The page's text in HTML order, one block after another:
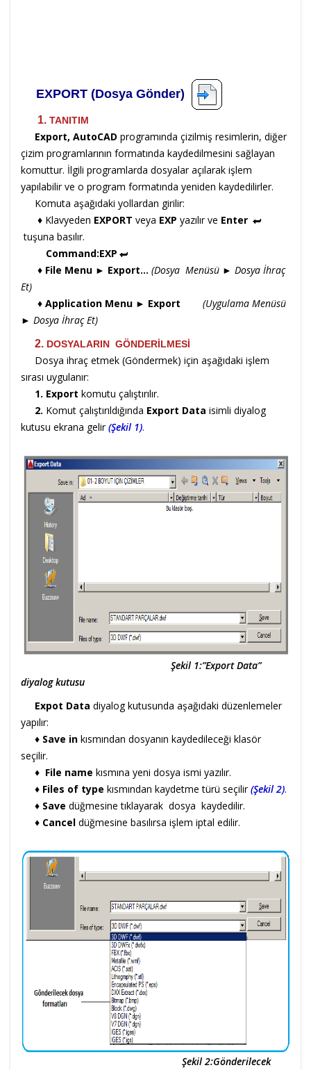
EXPORT (Dosya Gönder)
1. TANITIM
Export, AutoCAD programında çizilmiş resimlerin, diğer
çizim programlarının formatında kaydedilmesini sağlayan
komuttur. İlgili programlarda dosyalar açılarak işlem
yapılabilir ve o program formatında yeniden kaydedilirler.
Komuta aşağıdaki yollardan girilir:
♦ Klavyeden EXPORT veya EXP yazılır ve Enter
tuşuna basılır.
Command:EXP
♦ File Menu ► Export… (Dosya Menüsü ► Dosya İhraç
Et)
♦ Application Menu ► Export (Uygulama Menüsü
► Dosya İhraç Et)
2. DOSYALARIN GÖNDERİLMESİ
Dosya ihraç etmek (Göndermek) için aşağıdaki işlem
sırası uygulanır:
1. Export komutu çalıştırılır.
2. Komut çalıştırıldığında Export Data isimli diyalog
kutusu ekrana gelir(Şekil 1).
Şekil 1:”Export Data”
diyalog kutusu
Expot Data diyalog kutusunda aşağıdaki düzenlemeler
yapılır:
♦ Save in kısmından dosyanın kaydedileceği klasör
seçilir.
♦ File name kısmına yeni dosya ismi yazılır.
♦ Files of type kısmından kaydetme türü seçilir(Şekil 2).
♦ Save düğmesine tıklayarak dosya kaydedilir.
♦ Cancel düğmesine basılırsa işlem iptal edilir.
Şekil 2:Gönderilecek